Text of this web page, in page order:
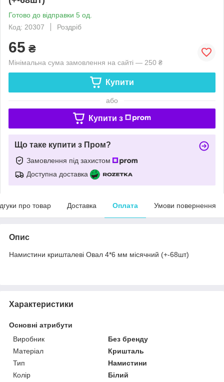
Готово до відправки 5 од.
Код: 20307
Роздріб
65 ₴
Мінімальна сума замовлення на сайті — 250 ₴
Купити
або
Купити з
Що таке купити з Пром?
Замовлення під захистом
Доступна доставка
про товар Доставка Оплата Умови повернення
Опис
Намистини кришталеві Овал 4*6 мм місячний (+-68шт)
Характеристики
Основні атрибути
Виробник
Без бренду
Матеріал
Кришталь
Тип
Намистини
Колір
Білий